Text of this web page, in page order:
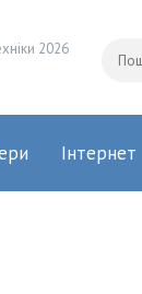
2026
Інтернет